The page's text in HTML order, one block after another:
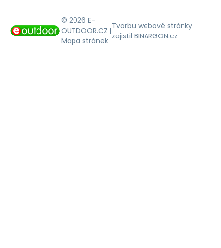
© 2026 E-
OUTDOOR.CZ |
Mapa stránek
Tvorbu webové stránky
zajistil BINARGON.cz